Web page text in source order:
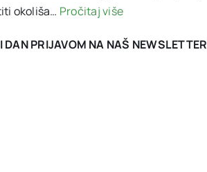
okoliša… Pročitaj više
PRIJAVOM NA NAŠ NEWSLETTER